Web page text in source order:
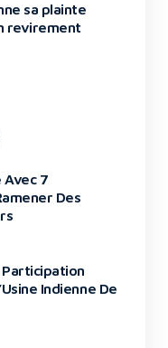
sa plainte
revirement
Avec 7
Des
Indienne De